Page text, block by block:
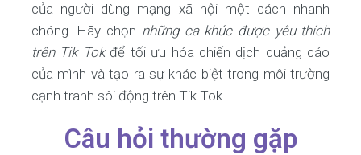
của người dùng mạng xã hội một cách nhanh
chóng. Hãy chọn những ca khúc được yêu thích
trên Tik Tokđể tối ưu hóa chiến dịch quảng cáo
của mình và tạo ra sự khác biệt trong môi trường
cạnh tranh sôi động trên Tik Tok.
Câu hỏi thường gặp